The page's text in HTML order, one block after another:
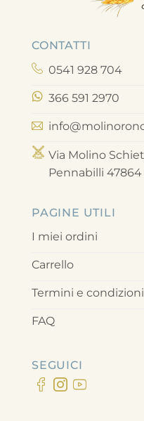
CONTATTI
0541 928 704
366 591 2970
Via Molino
Pennabilli 47864
PAGINE UTILI
I miei ordini
Carrello
Termini e condizioni
FAQ
SEGUICI